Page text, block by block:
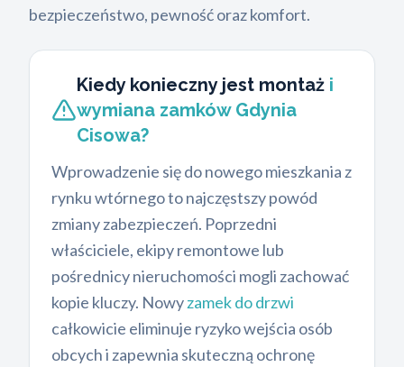
bezpieczeństwo, pewność oraz komfort.
Kiedy konieczny jest montaż i
wymiana zamków Gdynia
Cisowa?
Wprowadzenie się do nowego mieszkania z
rynku wtórnego to najczęstszy powód
zmiany zabezpieczeń. Poprzedni
właściciele, ekipy remontowe lub
pośrednicy nieruchomości mogli zachować
kopie kluczy. Nowyzamek do drzwi
całkowicie eliminuje ryzyko wejścia osób
obcych i zapewnia skuteczną ochronę